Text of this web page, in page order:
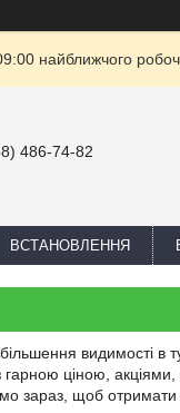
найближчого
486-74-82
ВСТАНОВЛЕННЯ
видимості в
ціною,
зараз, щоб отримати